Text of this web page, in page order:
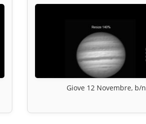
Giove 12 Novembre, b/n